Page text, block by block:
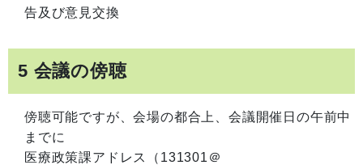
告及び意見交換
5 会議の傍聴
傍聴可能ですが、会場の都合上、会議開催日の午前中
までに
医療政策課アドレス（131301＠